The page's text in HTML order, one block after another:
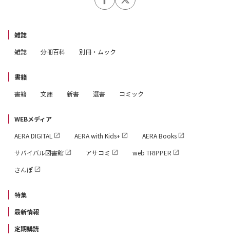
雑誌
雑誌
分冊百科 別冊・ムック
書籍
書籍
文庫 新書 選書 コミック
WEBメディア
AERA DIGITAL
AERA with Kids+
AERA Books
サバイバル図書館
アサコミ
web TRIPPER
さんぽ
特集
最新情報
定期購読